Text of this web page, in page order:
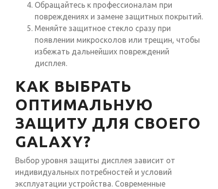
Обращайтесь к профессионалам при
повреждениях и замене защитных покрытий.
Меняйте защитное стекло сразу при
появлении микросколов или трещин, чтобы
избежать дальнейших повреждений
дисплея.
КАК ВЫБРАТЬ
ОПТИМАЛЬНУЮ
ЗАЩИТУ ДЛЯ СВОЕГО
GALAXY?
Выбор уровня защиты дисплея зависит от
индивидуальных потребностей и условий
эксплуатации устройства. Современные